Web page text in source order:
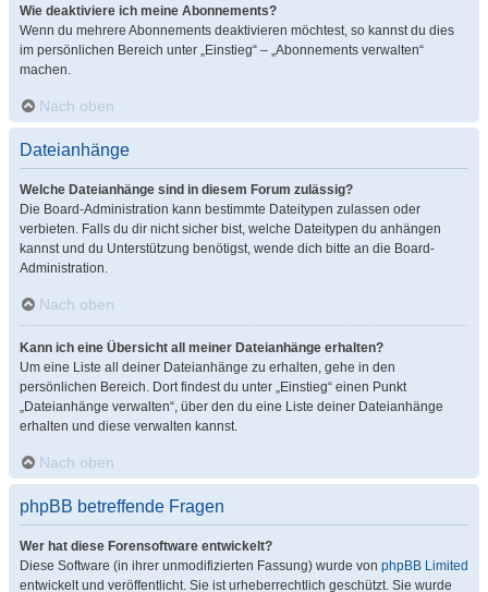
Wie deaktiviere ich meine Abonnements?
Wenn du mehrere Abonnements deaktivieren möchtest, so kannst du dies
im persönlichen Bereich unter „Einstieg“ – „Abonnements verwalten“
machen.
Nach oben
Dateianhänge
Welche Dateianhänge sind in diesem Forum zulässig?
Die Board-Administration kann bestimmte Dateitypen zulassen oder
verbieten. Falls du dir nicht sicher bist, welche Dateitypen du anhängen
kannst und du Unterstützung benötigst, wende dich bitte an die Board-
Administration.
Nach oben
Kann ich eine Übersicht all meiner Dateianhänge erhalten?
Um eine Liste all deiner Dateianhänge zu erhalten, gehe in den
persönlichen Bereich. Dort findest du unter „Einstieg“ einen Punkt
„Dateianhänge verwalten“, über den du eine Liste deiner Dateianhänge
erhalten und diese verwalten kannst.
Nach oben
phpBB betreffende Fragen
Wer hat diese Forensoftware entwickelt?
Diese Software (in ihrer unmodifizierten Fassung) wurde von phpBB Limited
entwickelt und veröffentlicht. Sie ist urheberrechtlich geschützt. Sie wurde